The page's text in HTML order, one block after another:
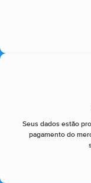
Seus dados estão
pagamento do